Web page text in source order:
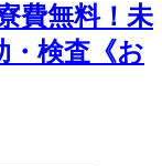
費無料！未
・検査《お